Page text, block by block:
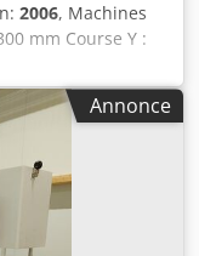
2006, Machines
mm Course Y :
de la pièce X :
300 mm Taille
maximal de la pièce
Dimension de la
de fil Axe U / V
en bain d'eau
/ 80 mm Dksdey
mm
Annonce